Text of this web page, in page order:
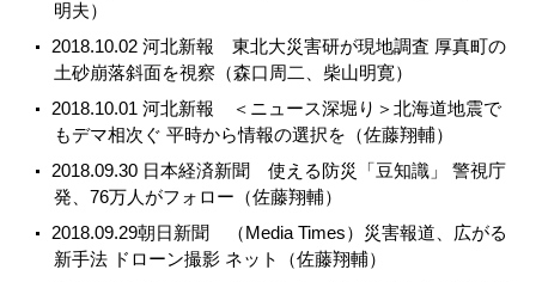
明夫）
2018.10.02 河北新報 東北大災害研が現地調査 厚真町の
土砂崩落斜面を視察（森口周二、柴山明寛）
2018.10.01 河北新報 ＜ニュース深堀り＞北海道地震で
もデマ相次ぐ 平時から情報の選択を（佐藤翔輔）
2018.09.30 日本経済新聞 使える防災「豆知識」 警視庁
発、76万人がフォロー（佐藤翔輔）
2018.09.29朝日新聞 （Media Times）災害報道、広がる
新手法 ドローン撮影 ネット（佐藤翔輔）